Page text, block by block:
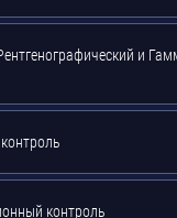
и
контроль